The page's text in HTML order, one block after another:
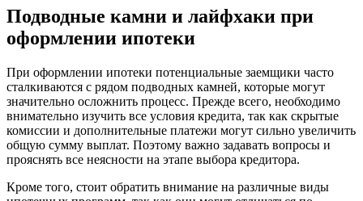
Подводные камни и лайфхаки при
оформлении ипотеки
При оформлении ипотеки потенциальные заемщики часто
сталкиваются с рядом подводных камней, которые могут
значительно осложнить процесс. Прежде всего, необходимо
внимательно изучить все условия кредита, так как скрытые
комиссии и дополнительные платежи могут сильно увеличить
общую сумму выплат. Поэтому важно задавать вопросы и
прояснять все неясности на этапе выбора кредитора.
Кроме того, стоит обратить внимание на различные виды